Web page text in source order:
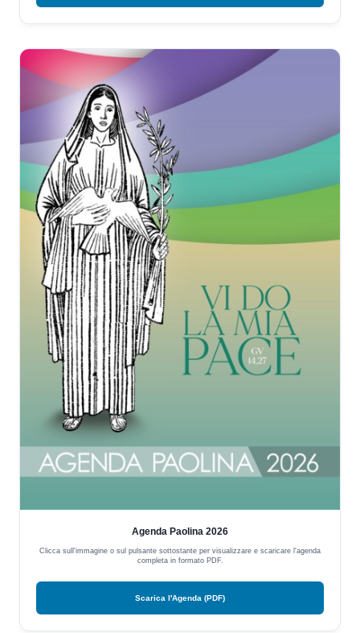
Agenda Paolina 2026
Clicca sull'immagine o sul pulsante sottostante per visualizzare e scaricare l'agenda
completa in formato PDF.
Scarica l'Agenda (PDF)